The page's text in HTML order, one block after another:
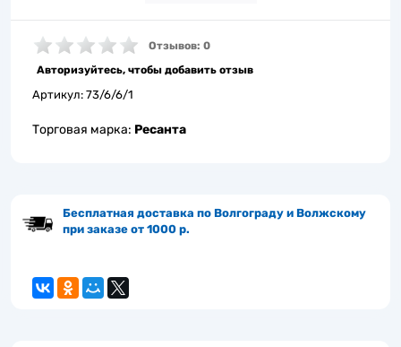
Отзывов: 0
Авторизуйтесь, чтобы добавить отзыв
Артикул: 73/6/6/1
Торговая марка: Ресанта
Бесплатная доставка по Волгограду и Волжскому
при заказе от 1000 р.